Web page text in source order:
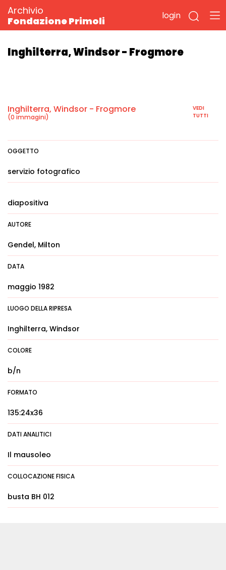
Archivio
Fondazione Primoli
login
Inghilterra, Windsor - Frogmore
Inghilterra, Windsor - Frogmore
(0 immagini)
VEDI
TUTTI
OGGETTO
servizio fotografico
diapositiva
AUTORE
Gendel, Milton
DATA
maggio 1982
LUOGO DELLA RIPRESA
Inghilterra, Windsor
COLORE
b/n
FORMATO
135:24x36
DATI ANALITICI
Il mausoleo
COLLOCAZIONE FISICA
busta BH 012